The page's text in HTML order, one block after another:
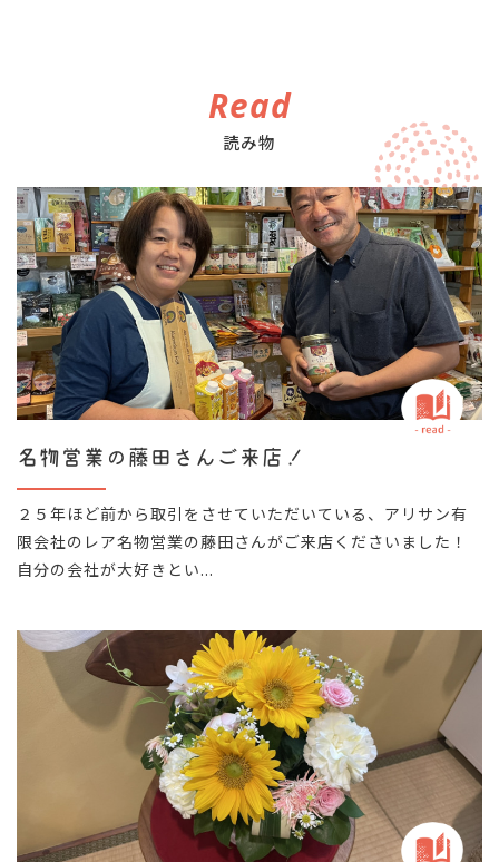
Read
読み物
名物営業の藤田さんご来店！
２５年ほど前から取引をさせていただいている、アリサン有
限会社のレア名物営業の藤田さんがご来店くださいました！
自分の会社が大好きとい...